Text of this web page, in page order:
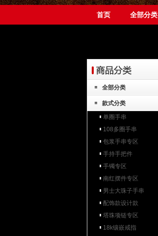
首页 全部分类
全部分类
款式分类
单圈手串
108多圈手串
包浆手串专区
手持手把件
手镯专区
南红摆件专区
男士大珠子手串
配饰款设计款
塔珠项链专区
18k镶嵌戒指